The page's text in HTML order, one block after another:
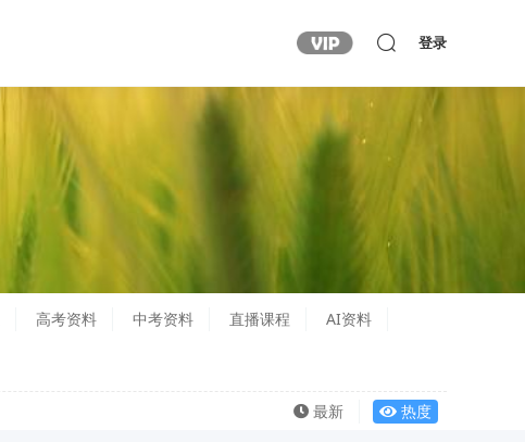
登录
高考资料 中考资料 直播课程 AI资料
最新 热度